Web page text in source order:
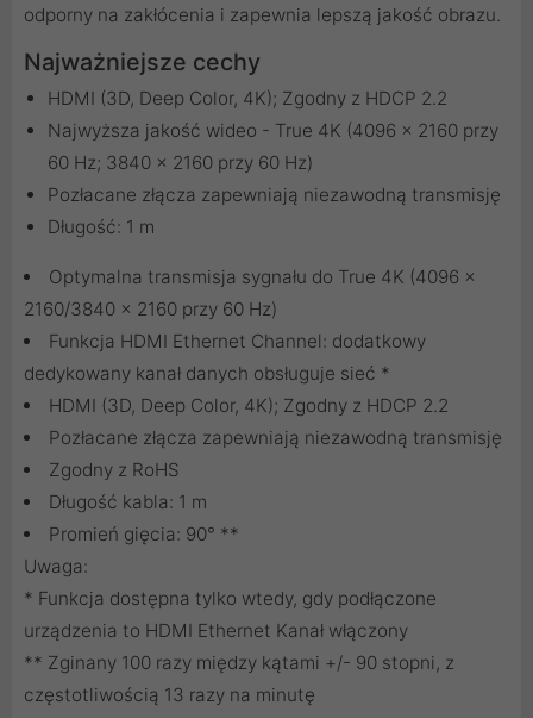
odporny na zakłócenia i zapewnia lepszą jakość obrazu.
Najważniejsze cechy
HDMI (3D, Deep Color, 4K); Zgodny z HDCP 2.2
Najwyższa jakość wideo - True 4K (4096 x 2160 przy
60 Hz; 3840 x 2160 przy 60 Hz)
Pozłacane złącza zapewniają niezawodną transmisję
Długość: 1 m
Optymalna transmisja sygnału do True 4K (4096 x
2160/3840 x 2160 przy 60 Hz)
Funkcja HDMI Ethernet Channel: dodatkowy
dedykowany kanał danych obsługuje sieć *
HDMI (3D, Deep Color, 4K); Zgodny z HDCP 2.2
Pozłacane złącza zapewniają niezawodną transmisję
Zgodny z RoHS
Długość kabla: 1 m
Promień gięcia: 90° **
Uwaga:
* Funkcja dostępna tylko wtedy, gdy podłączone
urządzenia to HDMI Ethernet Kanał włączony
** Zginany 100 razy między kątami +/- 90 stopni, z
częstotliwością 13 razy na minutę